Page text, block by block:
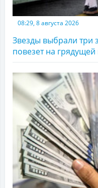
08:29, 8 августа 2026
Звезды выбрали три
повезет на грядущей